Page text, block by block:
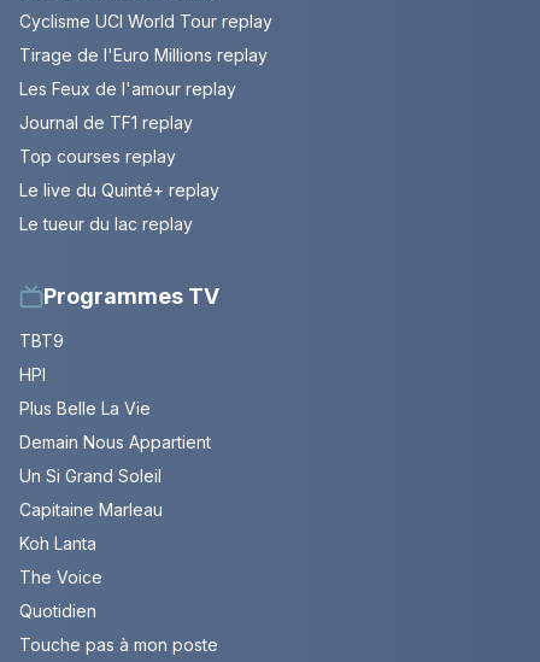
Cyclisme UCI World Tour replay
Tirage de l'Euro Millions replay
Les Feux de l'amour replay
Journal de TF1 replay
Top courses replay
Le live du Quinté+ replay
Le tueur du lac replay
Programmes TV
TBT9
HPI
Plus Belle La Vie
Demain Nous Appartient
Un Si Grand Soleil
Capitaine Marleau
Koh Lanta
The Voice
Quotidien
Touche pas à mon poste